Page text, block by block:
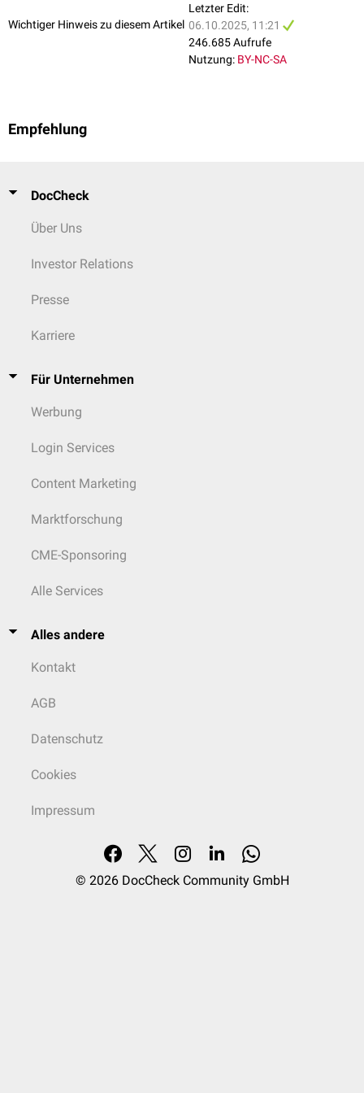
Wichtiger Hinweis zu diesem Artikel
Letzter Edit:
06.10.2025, 11:21
246.685 Aufrufe
Nutzung: BY-NC-SA
Empfehlung
DocCheck
Über Uns
Investor Relations
Presse
Karriere
Für Unternehmen
Werbung
Login Services
Content Marketing
Marktforschung
CME-Sponsoring
Alle Services
Alles andere
Kontakt
AGB
Datenschutz
Cookies
Impressum
© 2026 DocCheck Community GmbH